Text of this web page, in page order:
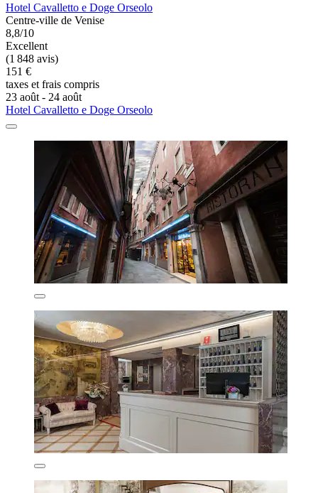
Hotel Cavalletto e Doge Orseolo
Centre-ville de Venise
8,8/10
Excellent
(1 848 avis)
151 €
taxes et frais compris
23 août - 24 août
Hotel Cavalletto e Doge Orseolo